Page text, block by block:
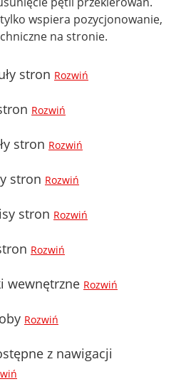
wspiera pozycjonowanie,
na stronie.
stron Rozwiń
Rozwiń
stron Rozwiń
stron Rozwiń
stron Rozwiń
Rozwiń
wewnętrzne Rozwiń
Rozwiń
z nawigacji